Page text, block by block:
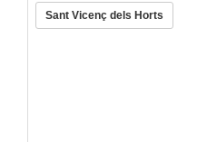
Sant Vicenç dels Horts